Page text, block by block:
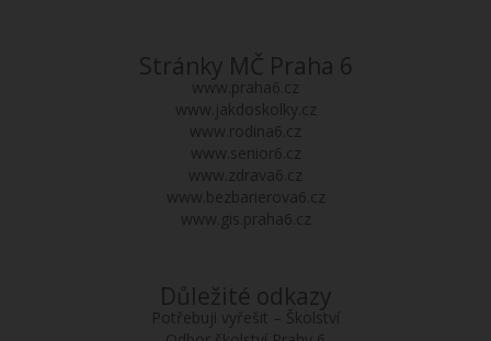
Stránky MČ Praha 6
www.praha6.cz
www.jakdoskolky.cz
www.rodina6.cz
www.senior6.cz
www.zdrava6.cz
www.bezbarierova6.cz
www.gis.praha6.cz
Důležité odkazy
Potřebuji vyřešit – Školství